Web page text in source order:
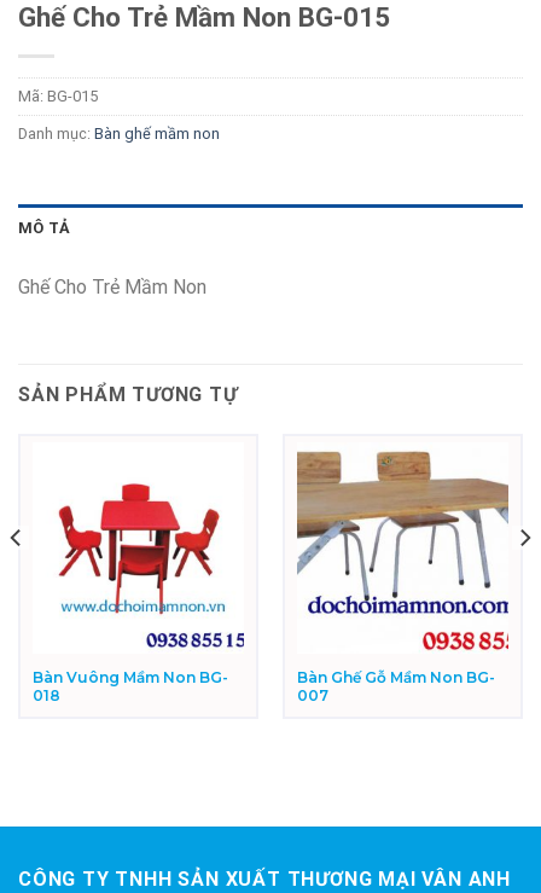
Ghế Cho Trẻ Mầm Non BG-015
Mã: BG-015
Danh mục: Bàn ghế mầm non
MÔ TẢ
Ghế Cho Trẻ Mầm Non
SẢN PHẨM TƯƠNG TỰ
Bàn Vuông Mầm Non BG-
018
Bàn Ghế Gỗ Mầm Non BG-
007
CÔNG TY TNHH SẢN XUẤT THƯƠNG MẠI VÂN ANH